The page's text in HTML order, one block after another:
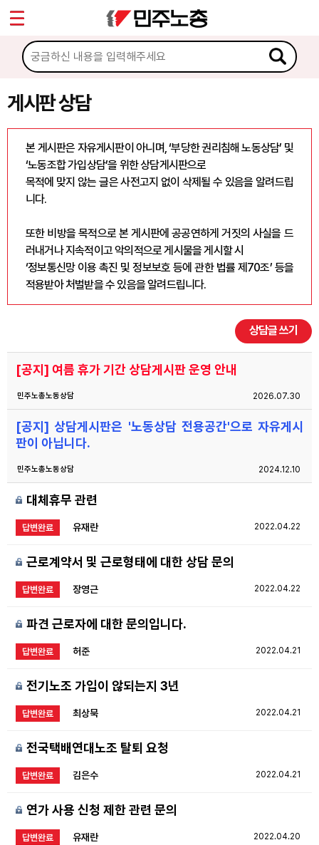
게시판 상담
본 게시판은 자유게시판이 아니며, ‘부당한 권리침해 노동상담’ 및
‘노동조합 가입상담’을 위한 상담게시판으로
목적에 맞지 않는 글은 사전고지 없이 삭제될 수 있음을 알려드립
니다.
또한 비방을 목적으로 본 게시판에 공공연하게 거짓의 사실을 드
러내거나 지속적이고 악의적으로 게시물을 게시할 시
‘정보통신망 이용 촉진 및 정보보호 등에 관한 법률 제70조’ 등을
적용받아 처벌받을 수 있음을 알려드립니다.
상담글 쓰기
[공지] 여름 휴가 기간 상담게시판 운영 안내
2026.07.30
민주노총노동상담
[공지] 상담게시판은 '노동상담 전용공간'으로 자유게시
판이 아닙니다.
2024.12.10
민주노총노동상담
대체휴무 관련
답변완료 2022.04.22
유재란
근로계약서 및 근로형태에 대한 상담 문의
답변완료 2022.04.22
장영근
파견 근로자에 대한 문의입니다.
답변완료 2022.04.21
허준
전기노조 가입이 않되는지 3년
답변완료 2022.04.21
최상묵
전국택배연대노조 탈퇴 요청
답변완료 2022.04.21
김은수
연가 사용 신청 제한 관련 문의
답변완료 2022.04.20
유재란
마이페이지
소개
소식
게시판 상담
권리찾기수첩 검색
바로보기
찾아보기
노동조합 가입 안내
전국 노동상담소 안내
업무
Sketchbook5, 스케치북5
Sketchbook5, 스케치북5